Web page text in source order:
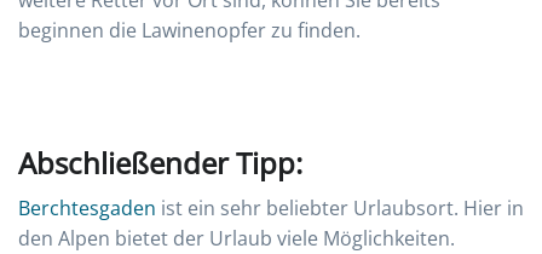
beginnen die Lawinenopfer zu finden.
Abschließender Tipp:
Berchtesgaden ist ein sehr beliebter Urlaubsort. Hier in
den Alpen bietet der Urlaub viele Möglichkeiten.